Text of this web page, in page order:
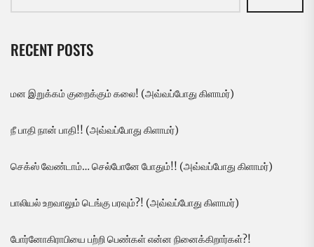
RECENT POSTS
மன இறுக்கம் குறைக்கும் கலை! (அவ்வப்போது கிளாமர்)
நீ பாதி நான் பாதி!! (அவ்வப்போது கிளாமர்)
செக்ஸ் வேண்டாம்… செல்போனே போதும்!! (அவ்வப்போது கிளாமர்)
பாலியல் உறவாலும் டெங்கு பரவும்?! (அவ்வப்போது கிளாமர்)
போர்னோகிராபியை பற்றி பெண்கள் என்ன நினைக்கிறார்கள்?!